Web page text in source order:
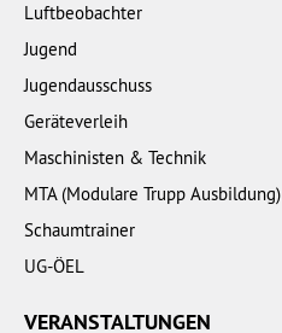
Luftbeobachter
Jugend
Jugendausschuss
Geräteverleih
Maschinisten & Technik
MTA (Modulare Trupp Ausbildung)
Schaumtrainer
UG-ÖEL
VERANSTALTUNGEN